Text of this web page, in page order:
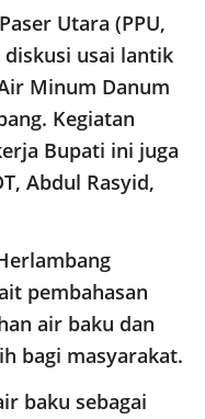
Utara (PPU,
usai lantik
Minum Danum
Kegiatan
Bupati ini juga
Abdul Rasyid,
pembahasan
air baku dan
bagi masyarakat.
baku sebagai